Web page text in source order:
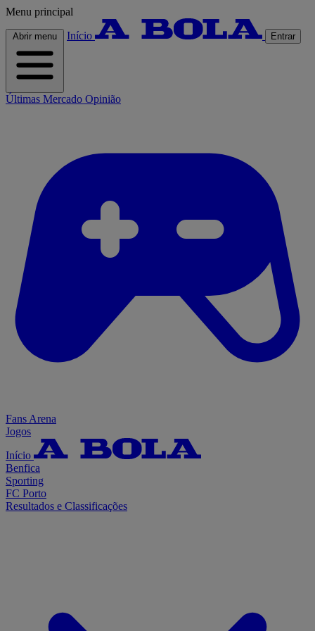
Menu principal
Abrir menu Início Entrar
Últimas Mercado Opinião
Fans Arena
Jogos
Início
Benfica
Sporting
FC Porto
Resultados e Classificações